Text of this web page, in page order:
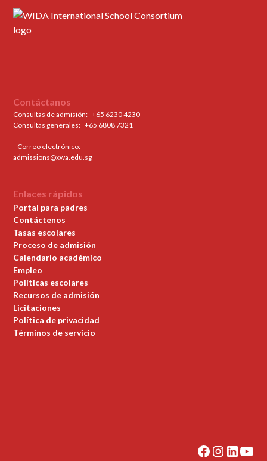
Contáctanos
Consultas de admisión:+65 6230 4230
Consultas generales: ‍+65 6808 7321
Correo electrónico:
admissions@xwa.edu.sg
Enlaces rápidos
Portal para padres
Contáctenos
Tasas escolares
Proceso de admisión
Calendario académico
Empleo
Políticas escolares
Recursos de admisión
Licitaciones
Política de privacidad
Términos de servicio